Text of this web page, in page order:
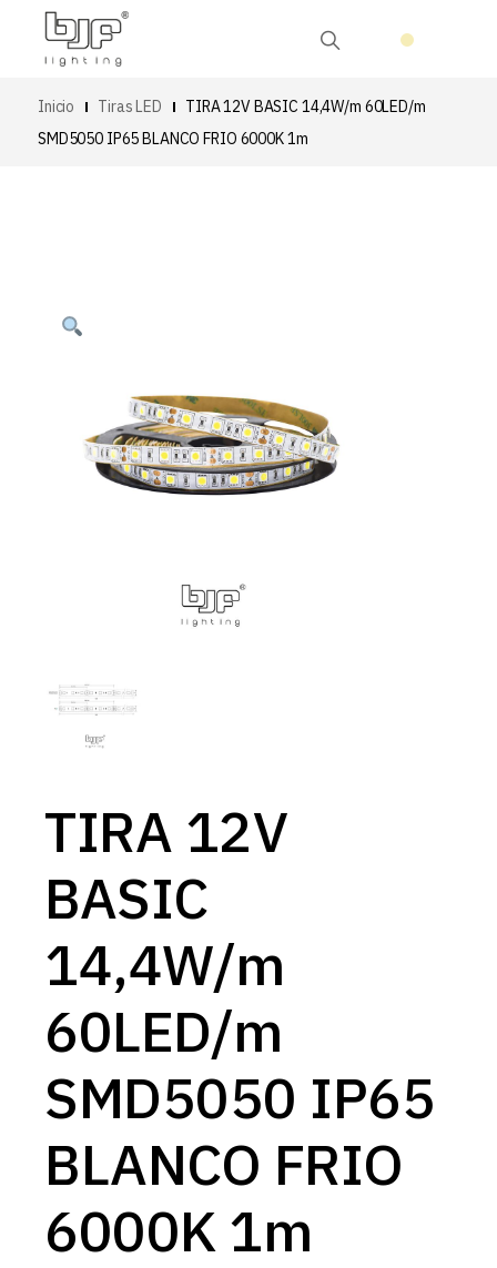
Inicio Tiras LED
TIRA 12V BASIC 14,4W/m 60LED/m
SMD5050 IP65 BLANCO FRIO 6000K 1m
TIRA 12V
BASIC
14,4W/m
60LED/m
SMD5050 IP65
BLANCO FRIO
6000K 1m